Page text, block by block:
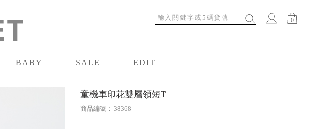
0
BABY
SALE
EDIT
童機車印花雙層領短T
商品編號： 38368